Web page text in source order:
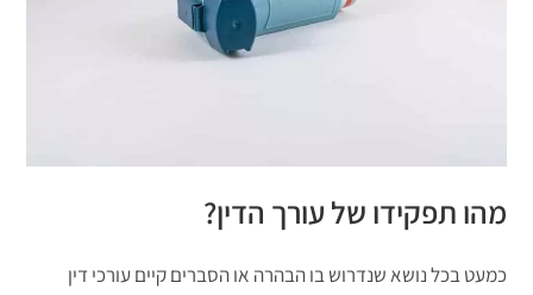
מהו תפקידו של עורך הדין?
כמעט בכל נושא שנדרוש בו הבהרה או הסברים קיים עורכי דין